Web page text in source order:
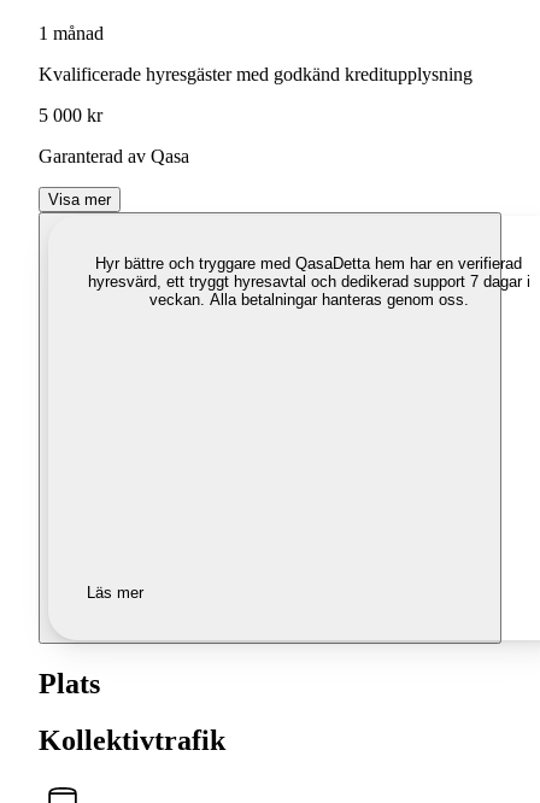
1 månad
Kvalificerade hyresgäster med godkänd kreditupplysning
5 000 kr
Garanterad av Qasa
Visa mer
Hyr bättre och tryggare med QasaDetta hem har en verifierad
hyresvärd, ett tryggt hyresavtal och dedikerad support 7 dagar i
veckan. Alla betalningar hanteras genom oss.
Läs mer
Plats
Kollektivtrafik